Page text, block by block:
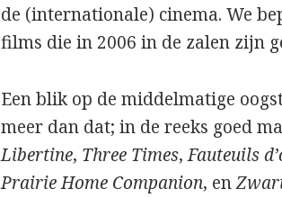
de (internationale) cinema. We
films die in 2006 in de zalen zijn
Een blik op de middelmatige
meer dan dat; in de reeks goed
Libertine, Three Times,Fauteuils
Prairie Home Companion, en